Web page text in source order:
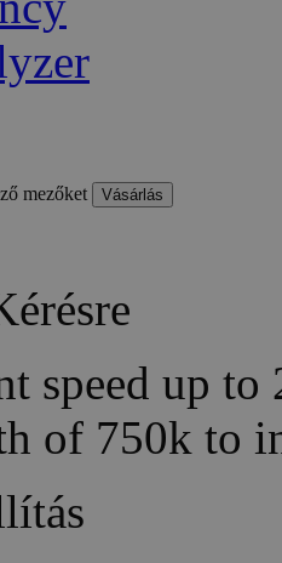
mezőket
speed up to
of 750k to